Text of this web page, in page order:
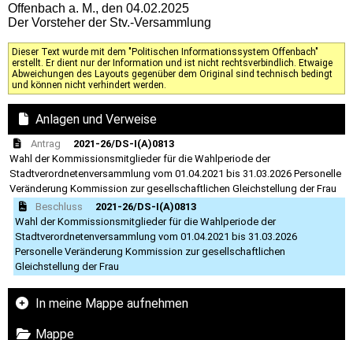
Offenbach a. M., den 04.02.2025
Der Vorsteher der Stv.-Versammlung
Dieser Text wurde mit dem "Politischen Informationssystem Offenbach"
erstellt. Er dient nur der Information und ist nicht rechtsverbindlich. Etwaige
Abweichungen des Layouts gegenüber dem Original sind technisch bedingt
und können nicht verhindert werden.
Anlagen und Verweise
Antrag
2021-26/DS-I(A)0813
Wahl der Kommissionsmitglieder für die Wahlperiode der
Stadtverordnetenversammlung vom 01.04.2021 bis 31.03.2026 Personelle
Veränderung Kommission zur gesellschaftlichen Gleichstellung der Frau
Beschluss
2021-26/DS-I(A)0813
Wahl der Kommissionsmitglieder für die Wahlperiode der
Stadtverordnetenversammlung vom 01.04.2021 bis 31.03.2026
Personelle Veränderung Kommission zur gesellschaftlichen
Gleichstellung der Frau
In meine Mappe aufnehmen
Mappe